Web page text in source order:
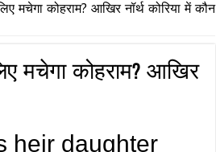
मचेगा कोहराम? आखिर नॉर्थ कोरिया में कौन
मचेगा कोहराम? आखिर